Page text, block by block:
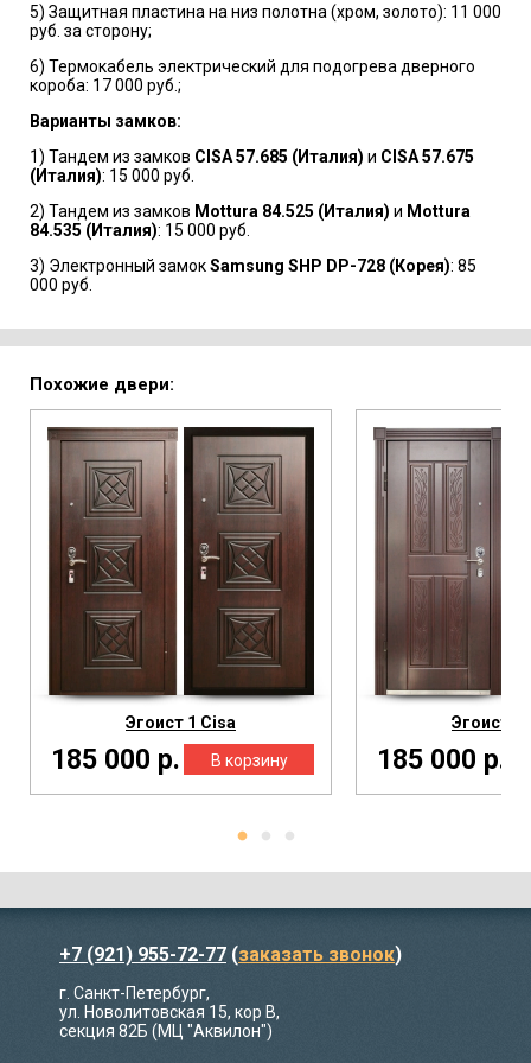
5) Защитная пластина на низ полотна (хром, золото): 11 000
руб. за сторону;
6) Термокабель электрический для подогрева дверного
короба: 17 000 руб.;
Варианты замков:
1) Тандем из замков CISA 57.685 (Италия) и CISA 57.675
(Италия): 15 000 руб.
2) Тандем из замков Mottura 84.525 (Италия) и Mottura
84.535 (Италия): 15 000 руб.
3) Электронный замокSamsung SHP DP-728 (Корея): 85
000 руб.
Похожие двери:
Эгоист 1 Cisa
185 000 р.
Эгоист 2
185 000 р.
+7 (921) 955-72-77 (заказать звонок)
г. Санкт-Петербург,
ул. Новолитовская 15, кор В,
секция 82Б (МЦ "Аквилон")